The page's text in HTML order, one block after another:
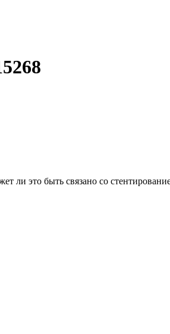
ли это быть связано со